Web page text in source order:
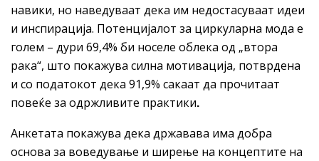
навики, но наведуваат дека им недостасуваат идеи
и инспирација. Потенцијалот за циркуларна мода е
голем – дури 69,4% би носеле облека од „втора
рака“, што покажува силна мотивација, потврдена
и со податокот дека 91,9% сакаат да прочитаат
повеќе за одржливите практики.
Анкетата покажува дека државава има добра
основа за воведување и ширење на концептите на